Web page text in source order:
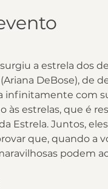
a estrela dos
DeBose), de
infinitamente com
às estrelas, que é
Estrela. Juntos,
que, quando a
podem